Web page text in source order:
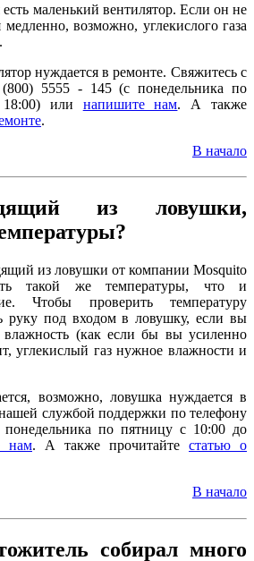
маленький вентилятор. Если он не
медленно, возможно, углекислого газа
нуждается в ремонте. Свяжитесь с
5555 - 145 (c понедельника по
или напишите нам. А также
.
В начало
из ловушки,
из ловушки от компании Mosquito
такой же температуры, что и
Чтобы проверить температуру
руку под входом в ловушку, если вы
влажность (как если бы вы усиленно
углекислый газ нужное влажности и
возможно, ловушка нуждается в
службой поддержки по телефону
по пятницу с 10:00 до
нам. А также прочитайте статью о
В начало
собирал много